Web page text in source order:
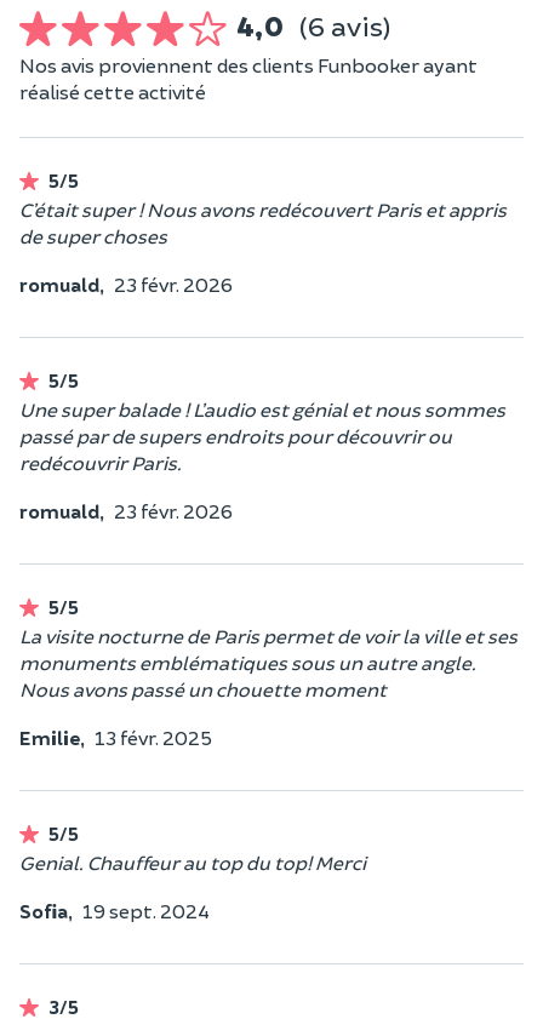
4,0 (6 avis)
Nos avis proviennent des clients Funbooker ayant
réalisé cette activité
5/5
C’était super ! Nous avons redécouvert Paris et appris
de super choses
romuald, 23 févr. 2026
5/5
Une super balade ! L’audio est génial et nous sommes
passé par de supers endroits pour découvrir ou
redécouvrir Paris.
romuald, 23 févr. 2026
5/5
La visite nocturne de Paris permet de voir la ville et ses
monuments emblématiques sous un autre angle.
Nous avons passé un chouette moment
Emilie, 13 févr. 2025
5/5
Genial. Chauffeur au top du top! Merci
Sofia, 19 sept. 2024
3/5